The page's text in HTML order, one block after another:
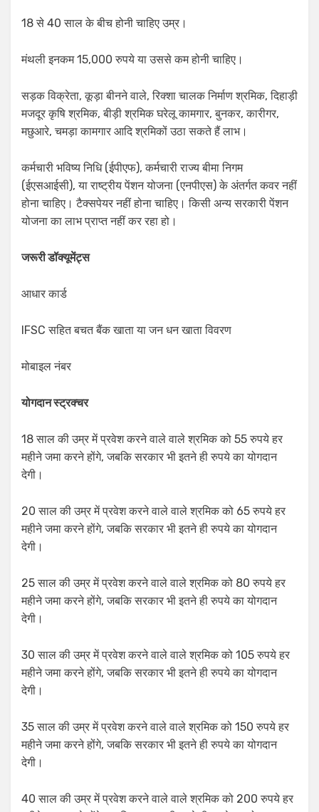
18 से 40 साल के बीच होनी चाहिए उम्र।
मंथली इनकम 15,000 रुपये या उससे कम होनी चाहिए।
सड़क विक्रेता, कूड़ा बीनने वाले, रिक्शा चालक निर्माण श्रमिक, दिहाड़ी
मजदूर कृषि श्रमिक, बीड़ी श्रमिक घरेलू कामगार, बुनकर, कारीगर,
मछुआरे, चमड़ा कामगार आदि श्रमिकों उठा सकते हैं लाभ।
कर्मचारी भविष्य निधि (ईपीएफ), कर्मचारी राज्य बीमा निगम
(ईएसआईसी), या राष्ट्रीय पेंशन योजना (एनपीएस) के अंतर्गत कवर नहीं
होना चाहिए। टैक्सपेयर नहीं होना चाहिए। किसी अन्य सरकारी पेंशन
योजना का लाभ प्राप्त नहीं कर रहा हो।
जरूरी डॉक्यूमेंट्स
आधार कार्ड
IFSC सहित बचत बैंक खाता या जन धन खाता विवरण
मोबाइल नंबर
योगदान स्ट्रक्चर
18 साल की उम्र में प्रवेश करने वाले वाले श्रमिक को 55 रुपये हर
महीने जमा करने होंगे, जबकि सरकार भी इतने ही रुपये का योगदान
देगी।
20 साल की उम्र में प्रवेश करने वाले वाले श्रमिक को 65 रुपये हर
महीने जमा करने होंगे, जबकि सरकार भी इतने ही रुपये का योगदान
देगी।
25 साल की उम्र में प्रवेश करने वाले वाले श्रमिक को 80 रुपये हर
महीने जमा करने होंगे, जबकि सरकार भी इतने ही रुपये का योगदान
देगी।
30 साल की उम्र में प्रवेश करने वाले वाले श्रमिक को 105 रुपये हर
महीने जमा करने होंगे, जबकि सरकार भी इतने ही रुपये का योगदान
देगी।
35 साल की उम्र में प्रवेश करने वाले वाले श्रमिक को 150 रुपये हर
महीने जमा करने होंगे, जबकि सरकार भी इतने ही रुपये का योगदान
देगी।
40 साल की उम्र में प्रवेश करने वाले वाले श्रमिक को 200 रुपये हर